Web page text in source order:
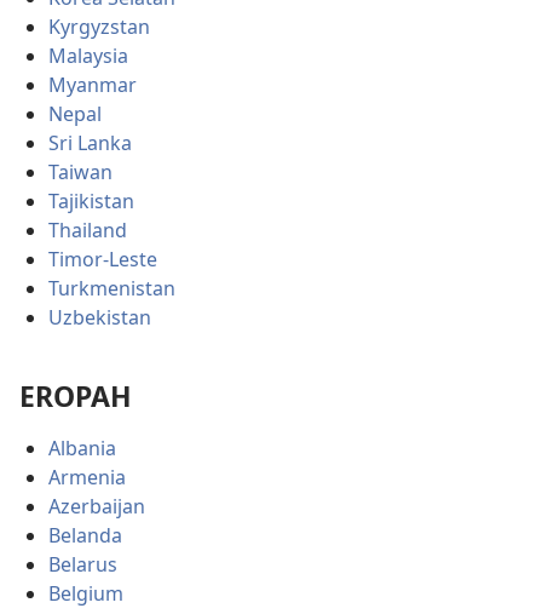
Kyrgyzstan
Malaysia
Myanmar
Nepal
Sri Lanka
Taiwan
Tajikistan
Thailand
Timor-Leste
Turkmenistan
Uzbekistan
EROPAH
Albania
Armenia
Azerbaijan
Belanda
Belarus
Belgium